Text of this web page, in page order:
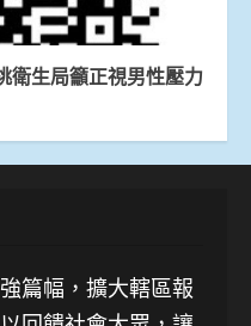
生局籲正視男性壓力
篇幅，擴大轄區報